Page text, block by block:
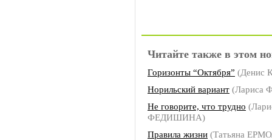
Читайте также в этом
Горизонты “Октября” (Денис
Норильский вариант
Не говорите, что трудно
ФЕДИШИНА)
Правила жизни (Татьяна